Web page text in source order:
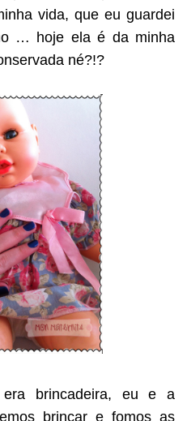
vida, que eu guardei
… hoje ela é da minha
né?!?
brincadeira, eu e a
brincar e fomos as